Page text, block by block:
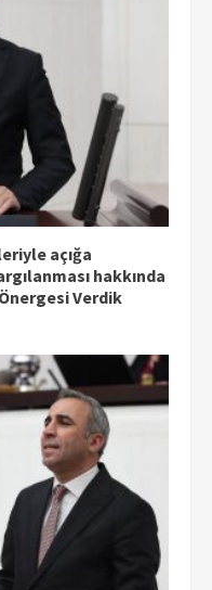
açığa
hakkında
Verdik